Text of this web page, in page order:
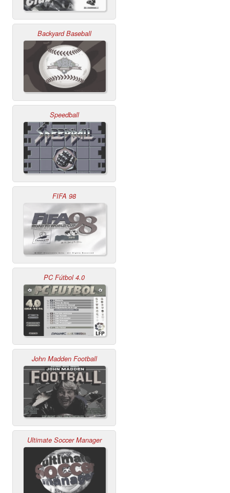
Backyard Baseball
Speedball
FIFA 98
PC Fútbol 4.0
John Madden Football
Ultimate Soccer Manager